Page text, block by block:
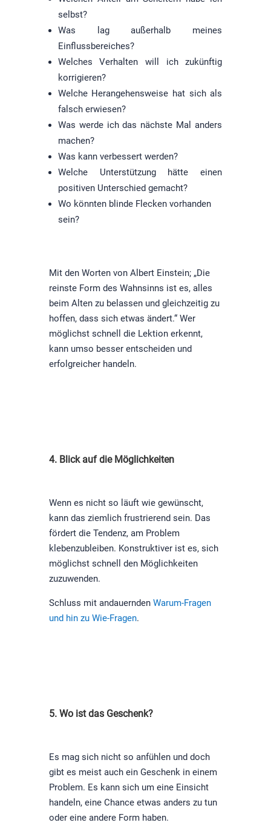
selbst?
Was lag außerhalb meines
Einflussbereiches?
Welches Verhalten will ich zukünftig
korrigieren?
Welche Herangehensweise hat sich als
falsch erwiesen?
Was werde ich das nächste Mal anders
machen?
Was kann verbessert werden?
Welche Unterstützung hätte einen
positiven Unterschied gemacht?
Wo könnten blinde Flecken vorhanden
sein?
Mit den Worten von Albert Einstein; „Die
reinste Form des Wahnsinns ist es, alles
beim Alten zu belassen und gleichzeitig zu
hoffen, dass sich etwas ändert.“ Wer
möglichst schnell die Lektion erkennt,
kann umso besser entscheiden und
erfolgreicher handeln.
4. Blick auf die Möglichkeiten
Wenn es nicht so läuft wie gewünscht,
kann das ziemlich frustrierend sein. Das
fördert die Tendenz, am Problem
klebenzubleiben. Konstruktiver ist es, sich
möglichst schnell den Möglichkeiten
zuzuwenden.
Schluss mit andauernden Warum-Fragen
und hin zu Wie-Fragen.
5. Wo ist das Geschenk?
Es mag sich nicht so anfühlen und doch
gibt es meist auch ein Geschenk in einem
Problem. Es kann sich um eine Einsicht
handeln, eine Chance etwas anders zu tun
oder eine andere Form haben.